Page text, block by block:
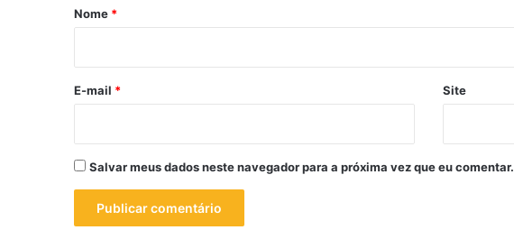
r
*
Nome *
E-mail * Site
Salvar meus dados neste navegador para a próxima vez que eu comentar.